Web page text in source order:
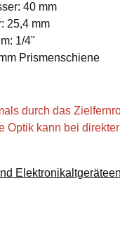
40 mm
25,4 mm
1/4"
Prismenschiene
durch das
Optik kann bei